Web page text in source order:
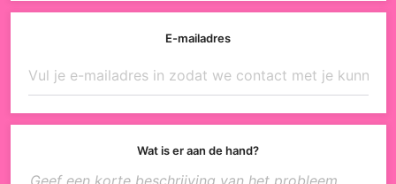
E-mailadres
Wat is er aan de hand?